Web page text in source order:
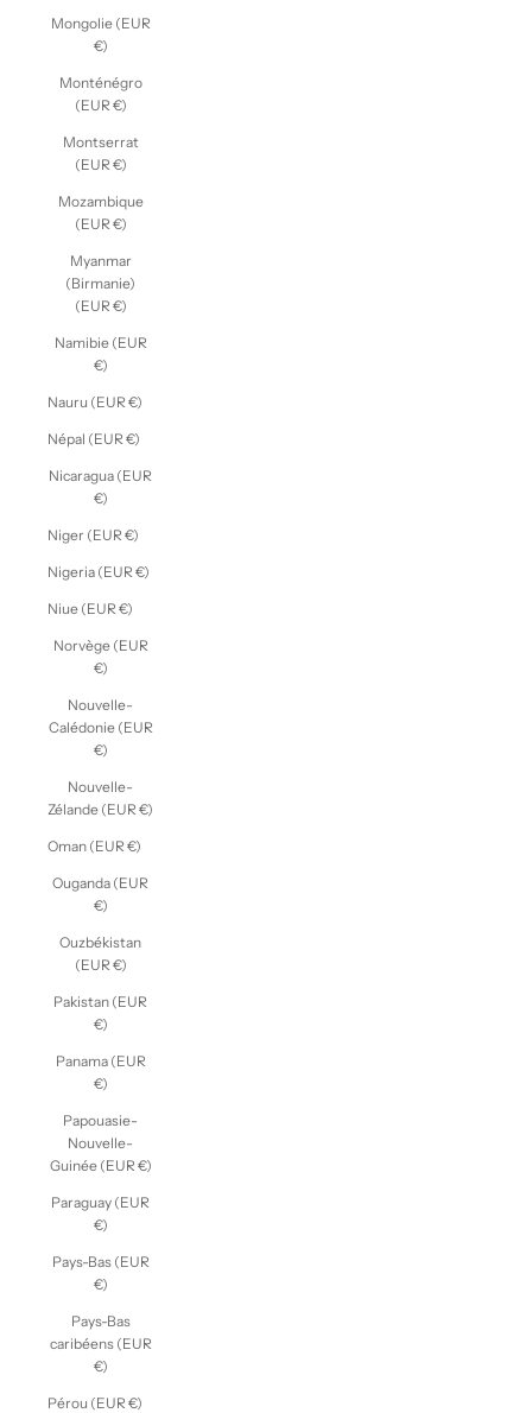
Mongolie (EUR
€)
Monténégro
(EUR €)
Montserrat
(EUR €)
Mozambique
(EUR €)
Myanmar
(Birmanie)
(EUR €)
Namibie (EUR
€)
Nauru (EUR €)
Népal (EUR €)
Nicaragua (EUR
€)
Niger (EUR €)
Nigeria (EUR €)
Niue (EUR €)
Norvège (EUR
€)
Nouvelle-
Calédonie (EUR
€)
Nouvelle-
Zélande (EUR €)
Oman (EUR €)
Ouganda (EUR
€)
Ouzbékistan
(EUR €)
Pakistan (EUR
€)
Panama (EUR
€)
Papouasie-
Nouvelle-
Guinée (EUR €)
Paraguay (EUR
€)
Pays-Bas (EUR
€)
Pays-Bas
caribéens (EUR
€)
Pérou (EUR €)